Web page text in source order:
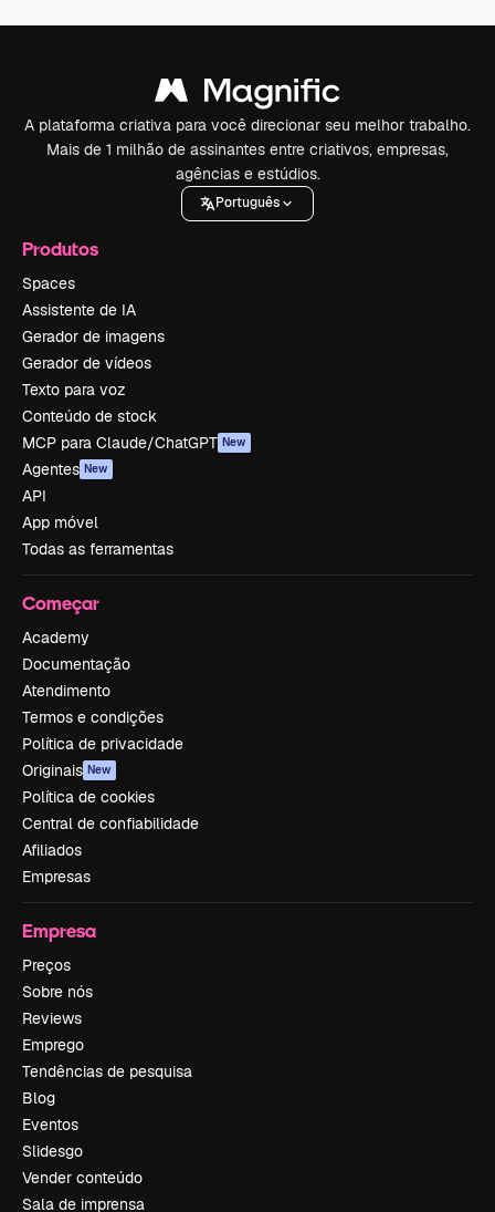
A plataforma criativa para você direcionar seu melhor trabalho.
Mais de 1 milhão de assinantes entre criativos, empresas,
agências e estúdios.
Português
Produtos
Spaces
Assistente de IA
Gerador de imagens
Gerador de vídeos
Texto para voz
Conteúdo de stock
MCP para Claude/ChatGPT New
Agentes New
API
App móvel
Todas as ferramentas
Começar
Academy
Documentação
Atendimento
Termos e condições
Política de privacidade
Originais New
Política de cookies
Central de confiabilidade
Afiliados
Empresas
Empresa
Preços
Sobre nós
Reviews
Emprego
Tendências de pesquisa
Blog
Eventos
Slidesgo
Vender conteúdo
Sala de imprensa